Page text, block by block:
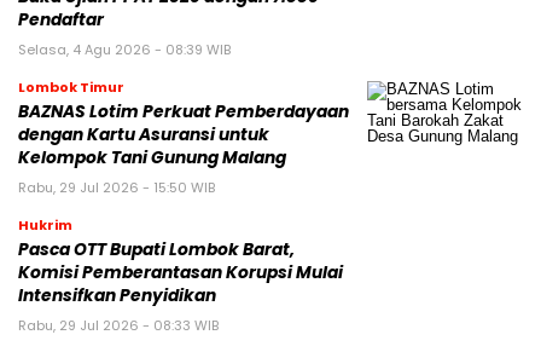
Pendaftar
Selasa, 4 Agu 2026 - 08:39 WIB
Lombok Timur
BAZNAS Lotim Perkuat Pemberdayaan
dengan Kartu Asuransi untuk
Kelompok Tani Gunung Malang
Rabu, 29 Jul 2026 - 15:50 WIB
Hukrim
Pasca OTT Bupati Lombok Barat,
Komisi Pemberantasan Korupsi Mulai
Intensifkan Penyidikan
Rabu, 29 Jul 2026 - 08:33 WIB